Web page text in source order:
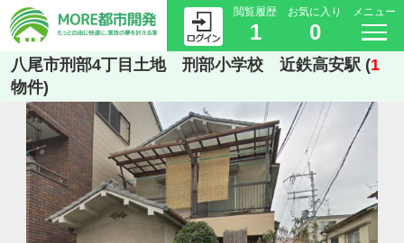
閲覧履歴
1
お気に入り
0
メニュー
八尾市刑部4丁目土地 刑部小学校 近鉄高安駅 (1
物件)